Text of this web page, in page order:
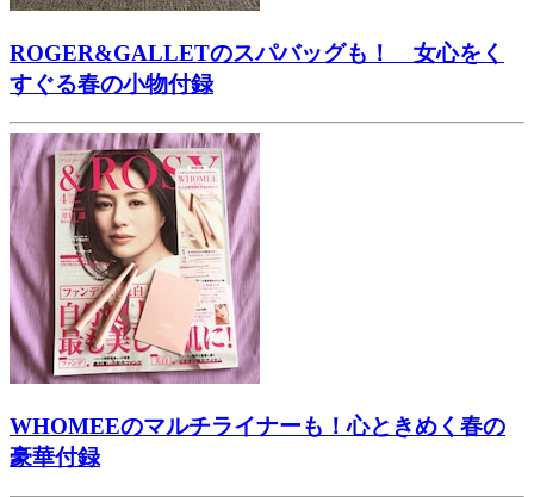
ROGER&GALLETのスパバッグも！ 女心をく
すぐる春の小物付録
WHOMEEのマルチライナーも！心ときめく春の
豪華付録